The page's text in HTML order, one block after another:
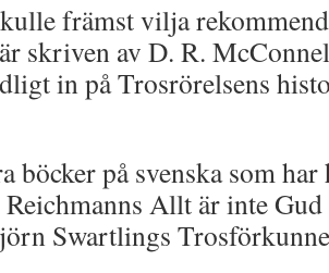
främst vilja
skriven av D. R.
in på Trosrörelsens
böcker på svenska som
Reichmanns Allt är inte
Swartlings